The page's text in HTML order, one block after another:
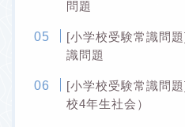
問題
[小学校受験常識問
識問題
[小学校受験常識問
校4年生社会）